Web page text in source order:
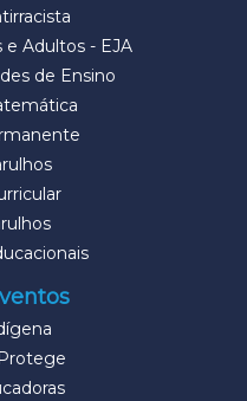
e Adultos - EJA
de Ensino